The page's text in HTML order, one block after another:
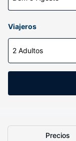
Viajeros
2 Adultos
Precios